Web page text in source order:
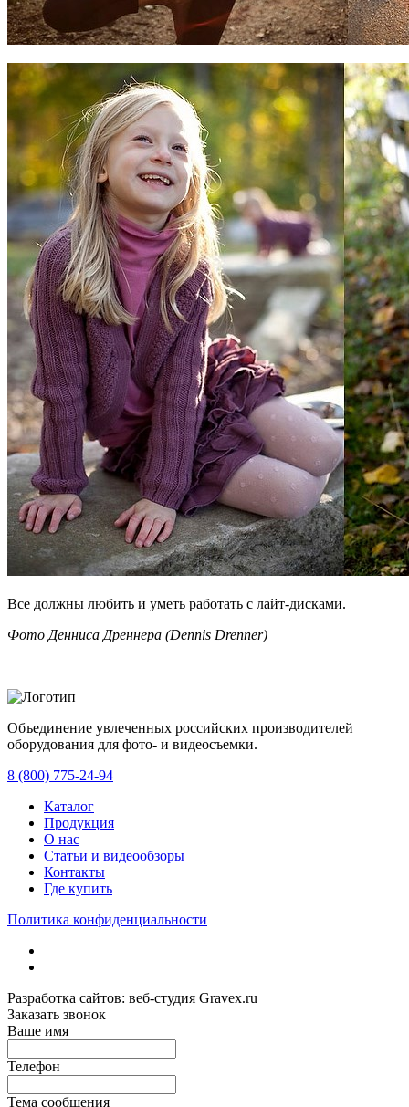
Все должны любить и уметь работать с лайт-дисками.
Фото Денниса Дреннера (Dennis Drenner)
Объединение увлеченных российских производителей
оборудования для фото- и видеосъемки.
8 (800) 775-24-94
Каталог
Продукция
О нас
Статьи и видеообзоры
Контакты
Где купить
Политика конфиденциальности
Разработка сайтов: веб-студия Gravex.ru
Заказать звонок
Ваше имя
Телефон
Тема сообщения